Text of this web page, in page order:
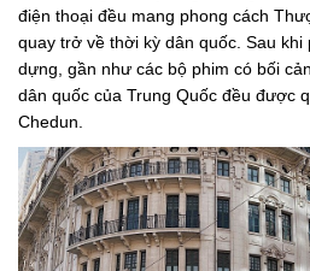
điện thoại đều mang phong cách
quay trở về thời kỳ dân quốc. Sau
dựng, gần như các bộ phim có bối
dân quốc của Trung Quốc đều được
Chedun.